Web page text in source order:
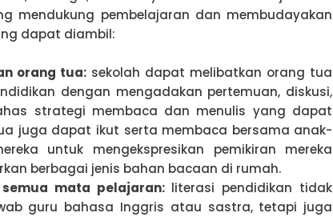
mendukung pembelajaran dan membudayakan
dapat diambil:
orang tua: sekolah dapat melibatkan orang tua
dengan mengadakan pertemuan, diskusi,
strategi membaca dan menulis yang dapat
juga dapat ikut serta membaca bersama anak-
untuk mengekspresikan pemikiran mereka
berbagai jenis bahan bacaan di rumah.
mata pelajaran:literasi pendidikan tidak
guru bahasa Inggris atau sastra, tetapi juga